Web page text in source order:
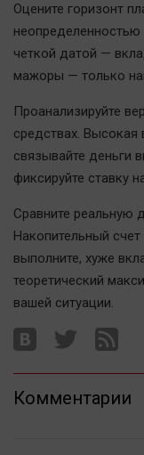
Оцените горизонт
четкой датой —
мажоры — только
Проанализируйте
средствах. Высокая
связывайте деньги
фиксируйте ставку
Сравните реальную
Накопительный
выполните, хуже
теоретический
вашей ситуации.
Комментарии